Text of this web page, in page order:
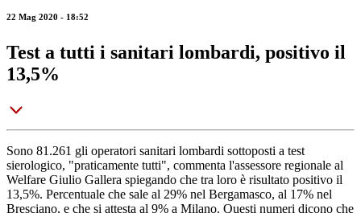
22 Mag 2020 - 18:52
Test a tutti i sanitari lombardi, positivo il
13,5%
Sono 81.261 gli operatori sanitari lombardi sottoposti a test
sierologico, "praticamente tutti", commenta l'assessore regionale al
Welfare Giulio Gallera spiegando che tra loro è risultato positivo il
13,5%. Percentuale che sale al 29% nel Bergamasco, al 17% nel
Bresciano, e che si attesta al 9% a Milano. Questi numeri dicono che